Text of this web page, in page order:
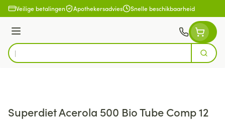
Ga naar de inhoud
Veilige betalingen Apothekersadvies Snelle beschikbaarheid
Menu
Product, merk, categorie...
Zoek
Superdiet Acerola 500 Bio Tube Comp 12